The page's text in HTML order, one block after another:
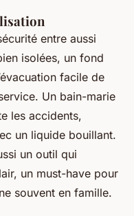
entre aussi
isolées, un fond
facile de
Un bain-marie
les accidents,
un liquide bouillant.
un outil qui
un must-have pour
souvent en famille.